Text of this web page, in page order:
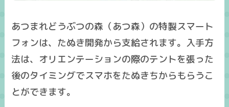
あつまれどうぶつの森（あつ森）の特製スマート
フォンは、たぬき開発から支給されます。入手方
法は、オリエンテーションの際のテントを張った
後のタイミングでスマホをたぬきちからもらうこ
とができます。